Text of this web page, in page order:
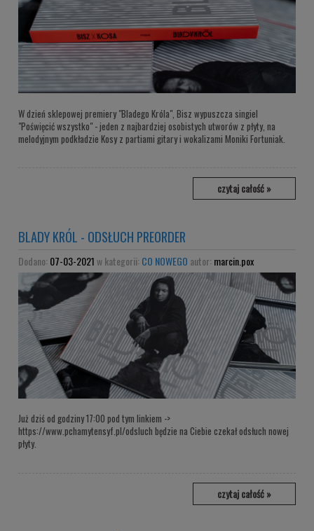
W dzień sklepowej premiery "Bladego Króla", Bisz wypuszcza singiel
"Poświęcić wszystko" - jeden z najbardziej osobistych utworów z płyty, na
melodyjnym podkładzie Kosy z partiami gitary i wokalizami Moniki Fortuniak.
czytaj całość »
BLADY KRÓL - ODSŁUCH PREORDER
Dodano: 07-03-2021w kategorii: CO NOWEGO autor: marcin.pox
Już dziś od godziny 17:00 pod tym linkiem ->
https://www.pchamytensyf.pl/odsluch będzie na Ciebie czekał odsłuch nowej
płyty.
czytaj całość »